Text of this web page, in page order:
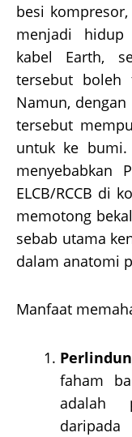
besi
menjadi
kabel Earth,
tersebut boleh
Namun,
tersebut
untuk ke
menyebabkan
ELCB/RCCB di
memotong
sebab utama
dalam anatomi
Manfaat
faham
adalah